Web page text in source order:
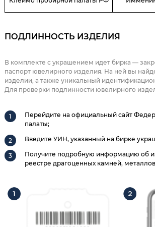
ПОДЛИННОСТЬ ИЗДЕЛИЯ
В комплекте с украшением идет бирка —
паспорт ювелирного изделия. На ней вы
изделии, а также уникальный
Для проверки подлинности ювелирного
Перейдите на официальный сайт
палаты;
Введите УИН, указанный на бирке
Получите подробную информацию об
реестре драгоценных камней,